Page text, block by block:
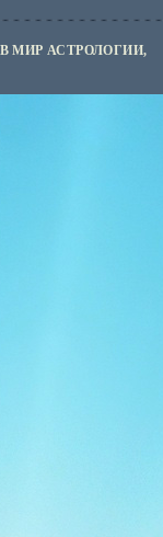
МИР АСТРОЛОГИИ,